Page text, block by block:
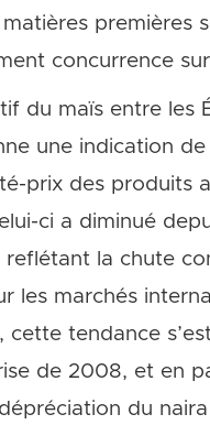
matières premières
concurrence
du maïs entre les
une indication de
prix des produits
ci a diminué
reflétant la chute
les marchés
cette tendance
de 2008, et en
du